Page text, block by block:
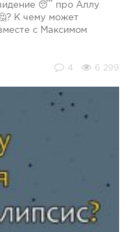
😴 про Аллу
К чему может
с Максимом
4 6 299